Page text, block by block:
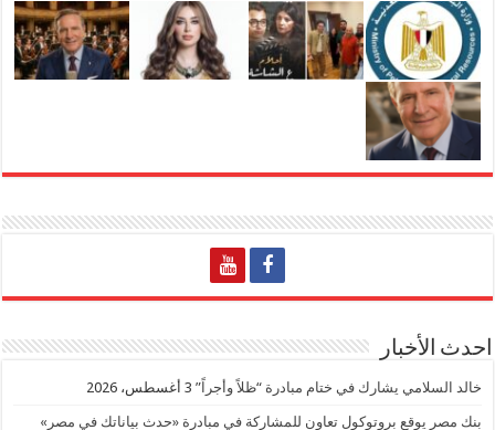
احدث الأخبار
خالد السلامي يشارك في ختام مبادرة “ظلاً وأجراً” 3 أغسطس، 2026
بنك مصر يوقع بروتوكول تعاون للمشاركة في مبادرة «حدث بياناتك في مصر»